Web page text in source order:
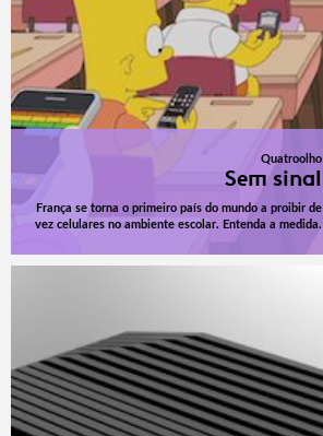
Quatroolho
Sem sinal
França se torna o primeiro país do mundo a proibir de
vez celulares no ambiente escolar. Entenda a medida.